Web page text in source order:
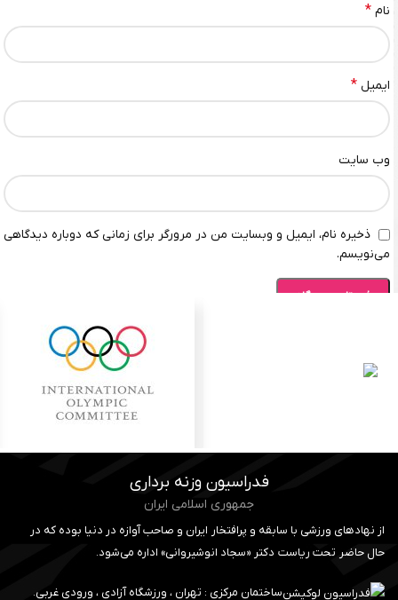
نام *
ایمیل *
وب‌ سایت
ذخیره نام، ایمیل و وبسایت من در مرورگر برای زمانی که دوباره دیدگاهی
می‌نویسم.
فدراسیون وزنه برداری
جمهوری اسلامی ایران
از نهادهای ورزشی با سابقه و پرافتخار ایران و صاحب آوازه در دنیا بوده که در
حال حاضر تحت ریاست دکتر «سجاد انوشیروانی» اداره می‌شود.
ساختمان مرکزی : تهران ، ورزشگاه آزادی ، ورودی غربی.